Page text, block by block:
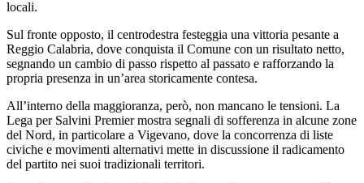
locali.
Sul fronte opposto, il centrodestra festeggia una vittoria pesante a
Reggio Calabria, dove conquista il Comune con un risultato netto,
segnando un cambio di passo rispetto al passato e rafforzando la
propria presenza in un’area storicamente contesa.
All’interno della maggioranza, però, non mancano le tensioni. La
Lega per Salvini Premier mostra segnali di sofferenza in alcune zone
del Nord, in particolare a Vigevano, dove la concorrenza di liste
civiche e movimenti alternativi mette in discussione il radicamento
del partito nei suoi tradizionali territori.